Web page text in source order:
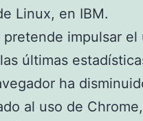
Linux, en IBM.
impulsar el
últimas
ha
al uso de